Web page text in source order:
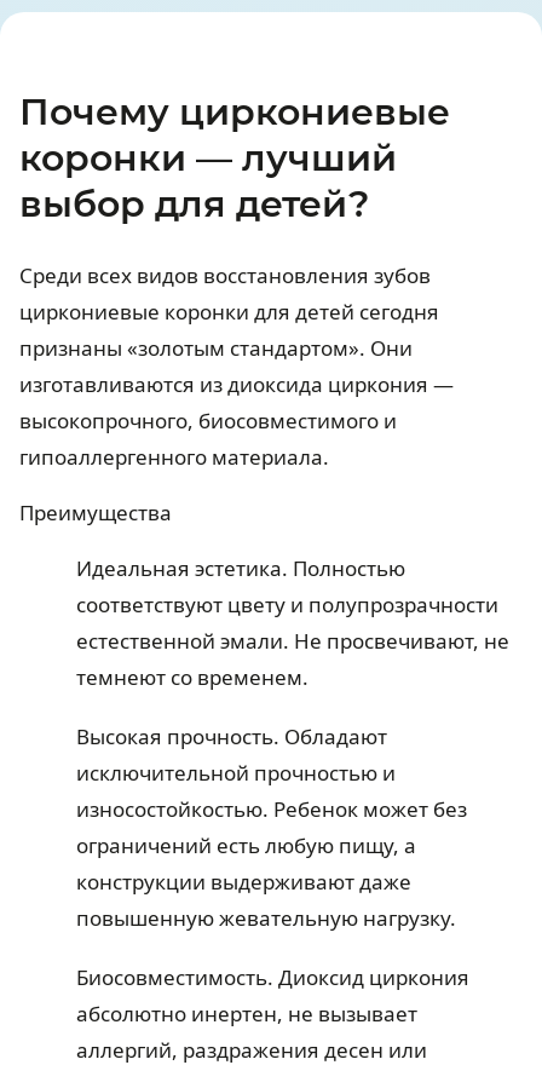
Почему циркониевые
коронки — лучший
выбор для детей?
Среди всех видов восстановления зубов
циркониевые коронки для детей сегодня
признаны «золотым стандартом». Они
изготавливаются из диоксида циркония —
высокопрочного, биосовместимого и
гипоаллергенного материала.
Преимущества
Идеальная эстетика. Полностью
соответствуют цвету и полупрозрачности
естественной эмали. Не просвечивают, не
темнеют со временем.
Высокая прочность. Обладают
исключительной прочностью и
износостойкостью. Ребенок может без
ограничений есть любую пищу, а
конструкции выдерживают даже
повышенную жевательную нагрузку.
Биосовместимость. Диоксид циркония
абсолютно инертен, не вызывает
аллергий, раздражения десен или